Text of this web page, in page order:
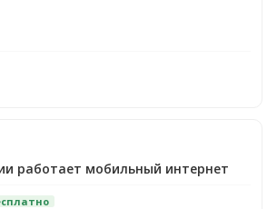
работает мобильный интернет